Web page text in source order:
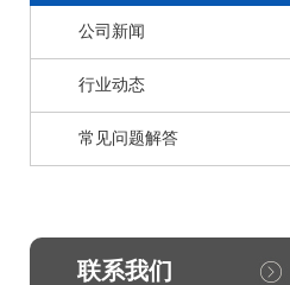
公司新闻
行业动态
常见问题解答
联系我们